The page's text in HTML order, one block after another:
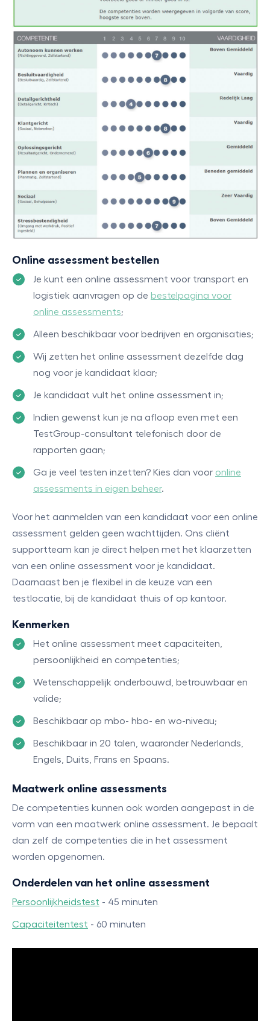
Online assessment bestellen
Je kunt een online assessment voor transport en
logistiek aanvragen op de bestelpagina voor
online assessments;
Alleen beschikbaar voor bedrijven en organisaties;
Wij zetten het online assessment dezelfde dag
nog voor je kandidaat klaar;
Je kandidaat vult het online assessment in;
Indien gewenst kun je na afloop even met een
TestGroup-consultant telefonisch door de
rapporten gaan;
Ga je veel testen inzetten? Kies dan voor online
assessments in eigen beheer.
Voor het aanmelden van een kandidaat voor een online
assessment gelden geen wachttijden. Ons cliënt
supportteam kan je direct helpen met het klaarzetten
van een online assessment voor je kandidaat.
Daarnaast ben je flexibel in de keuze van een
testlocatie, bij de kandidaat thuis of op kantoor.
Kenmerken
Het online assessment meet capaciteiten,
persoonlijkheid en competenties;
Wetenschappelijk onderbouwd, betrouwbaar en
valide;
Beschikbaar op mbo- hbo- en wo-niveau;
Beschikbaar in 20 talen, waaronder Nederlands,
Engels, Duits, Frans en Spaans.
Maatwerk online assessments
De competenties kunnen ook worden aangepast in de
vorm van een maatwerk online assessment. Je bepaalt
dan zelf de competenties die in het assessment
worden opgenomen.
Onderdelen van het online assessment
Persoonlijkheidstest - 45 minuten
Capaciteitentest - 60 minuten